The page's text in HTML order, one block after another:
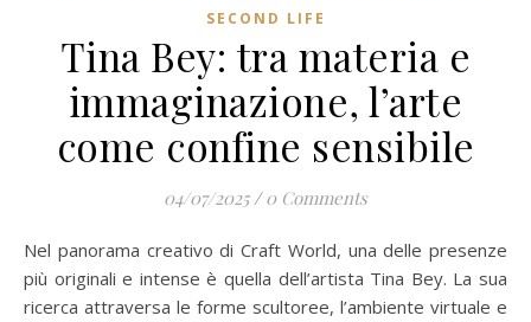
SECOND LIFE
Tina Bey: tra materia e
immaginazione, l’arte
come confine sensibile
04/07/2025 / 0 Comments
Nel panorama creativo di Craft World, una delle presenze
più originali e intense è quella dell’artista Tina Bey. La sua
ricerca attraversa le forme scultoree, l’ambiente virtuale e